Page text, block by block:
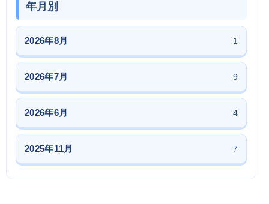
年月別
2026年8月 1
2026年7月 9
2026年6月 4
2025年11月 7